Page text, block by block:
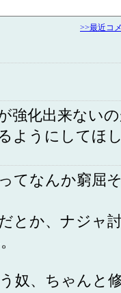
>>最近コ
強化出来ない
ようにしてほ
てなんか窮屈
とか、ナジャ
奴、ちゃんと